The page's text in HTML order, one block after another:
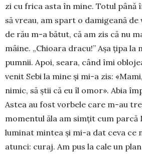
zi cu frica asta în mine. Totul până
să vreau, am spart o damigeană
de rău m-a bătut, că am zis că nu
mâine. „Chioara dracu!” Așa țipa la
pumnii. Apoi, seara, când îmi
venit Sebi la mine și mi-a zis:
nimic, să știi că eu îl omor». Abia
Astea au fost vorbele care m-au
mo­mentul ăla am simțit cum parcă
luminat mintea și mi-a dat ceva ce
atunci: curaj. Am pus la cale un